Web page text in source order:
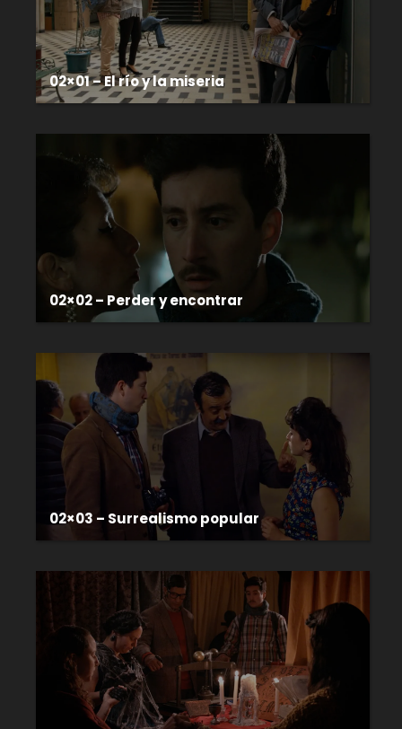
02×01 – El río y la miseria
02×02 – Perder y encontrar
02×03 – Surrealismo popular